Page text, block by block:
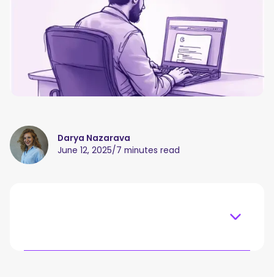
Darya Nazarava
June 12, 2025/7 minutes read